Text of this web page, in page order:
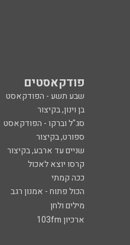
פודקאסטים
שבע תשע - הפודקאסט
בן וינון, בקיצור
סג"ל וברקו - הפודקאסט
ספורט, בקיצור
שניים עד ארבע, בקיצור
קרסו יוצא לאכול
ככה קמתי
הכול פתוח - אמנון רגב
מילים ולחן
ארכיון 103fm